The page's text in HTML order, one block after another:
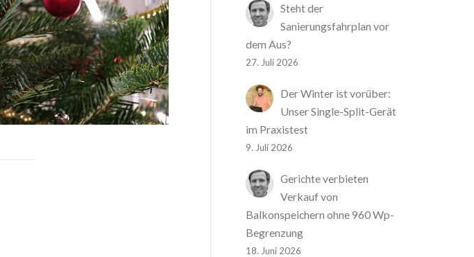
Steht der
Sanierungsfahrplan vor
dem Aus?
27. Juli 2026
Der Winter ist vorüber:
Unser Single-Split-Gerät
im Praxistest
9. Juli 2026
Gerichte verbieten
Verkauf von
Balkonspeichern ohne 960 Wp-
Begrenzung
18. Juni 2026